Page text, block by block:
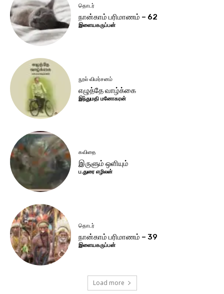
தொடர்
நான்காம் பரிமாணம் – 62
இளையகருப்பன்
நூல் விமர்சனம்
எழுத்தே வாழ்க்கை
இந்துமதி மனோகரன்
கவிதை
இருளும் ஒளியும்
ப.துரை எழிலன்
தொடர்
நான்காம் பரிமாணம் – 39
இளையகருப்பன்
Load more